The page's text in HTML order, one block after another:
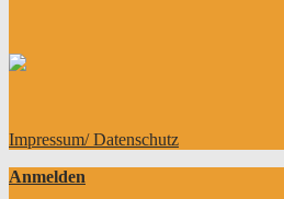
Impressum/ Datenschutz
Anmelden